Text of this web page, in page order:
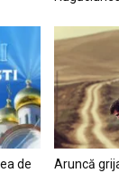
de
Aruncă